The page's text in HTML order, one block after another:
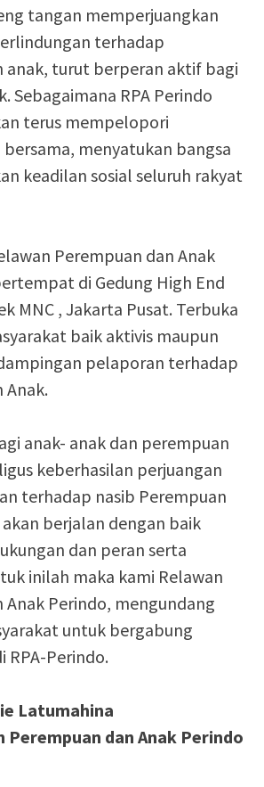
tangan memperjuangkan
terhadap
anak, turut berperan aktif bagi
Sebagaimana RPA Perindo
terus mempelopori
menyatukan bangsa
keadilan sosial seluruh rakyat
Perempuan dan Anak
di Gedung High End
MNC , Jakarta Pusat. Terbuka
baik aktivis maupun
pelaporan terhadap
Anak.
anak- anak dan perempuan
keberhasilan perjuangan
terhadap nasib Perempuan
berjalan dengan baik
dan peran serta
inilah maka kami Relawan
Anak Perindo, mengundang
untuk bergabung
RPA-Perindo.
Latumahina
Perempuan dan Anak Perindo